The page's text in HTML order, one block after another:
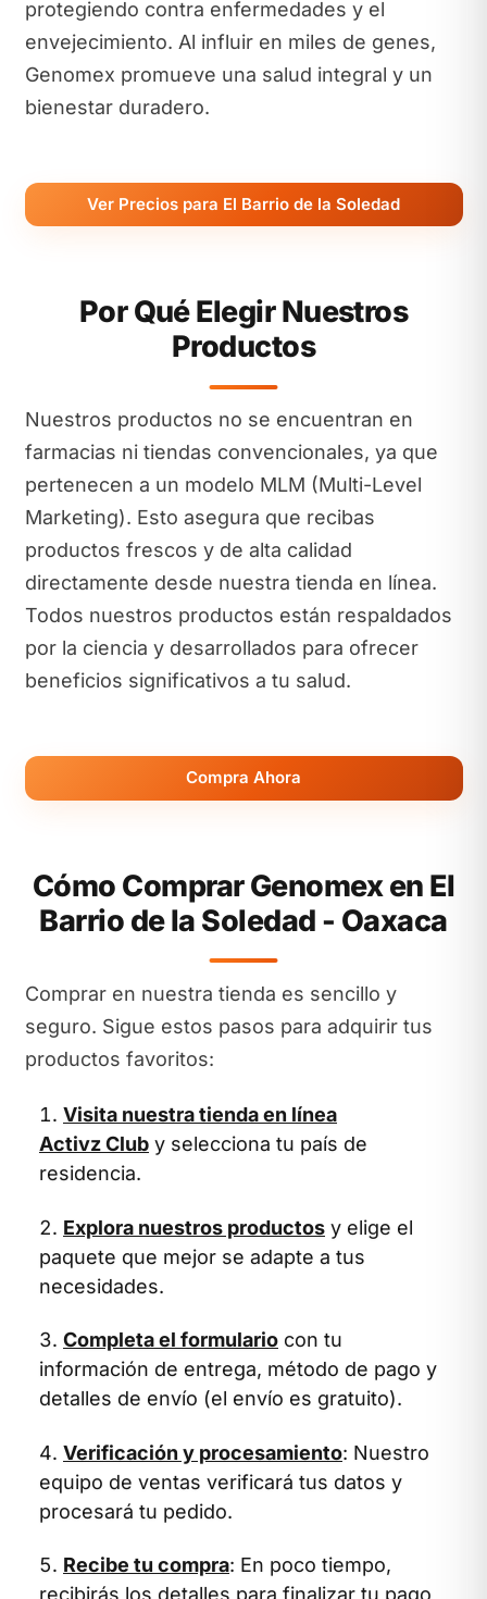
protegiendo contra enfermedades y el
envejecimiento. Al influir en miles de genes,
Genomex promueve una salud integral y un
bienestar duradero.
Ver Precios para El Barrio de la Soledad
Por Qué Elegir Nuestros
Productos
Nuestros productos no se encuentran en
farmacias ni tiendas convencionales, ya que
pertenecen a un modelo MLM (Multi-Level
Marketing). Esto asegura que recibas
productos frescos y de alta calidad
directamente desde nuestra tienda en línea.
Todos nuestros productos están respaldados
por la ciencia y desarrollados para ofrecer
beneficios significativos a tu salud.
Compra Ahora
Cómo Comprar Genomex en El
Barrio de la Soledad - Oaxaca
Comprar en nuestra tienda es sencillo y
seguro. Sigue estos pasos para adquirir tus
productos favoritos:
Visita nuestra tienda en línea
Activz Club y selecciona tu país de
residencia.
Explora nuestros productos y elige el
paquete que mejor se adapte a tus
necesidades.
Completa el formulario con tu
información de entrega, método de pago y
detalles de envío (el envío es gratuito).
Verificación y procesamiento: Nuestro
equipo de ventas verificará tus datos y
procesará tu pedido.
Recibe tu compra: En poco tiempo,
recibirás los detalles para finalizar tu pago